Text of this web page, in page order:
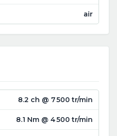
air
8.2 ch @ 7 500 tr/min
8.1 Nm @ 4 500 tr/min